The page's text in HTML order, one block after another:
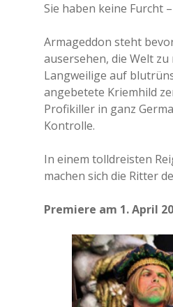
Sie haben keine Furcht
Armageddon steht
ausersehen, die Welt
Langweilige auf
angebetete Kriemhild
Profikiller in ganz
Kontrolle.
In einem tolldreisten
machen sich die Ritter
Premiere am 1. April